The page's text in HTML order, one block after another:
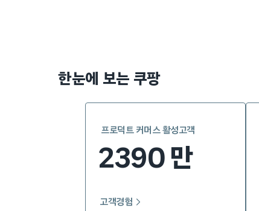
한눈에 보는 쿠팡
프로덕트 커머스 활성고객
2390 만
고객경험